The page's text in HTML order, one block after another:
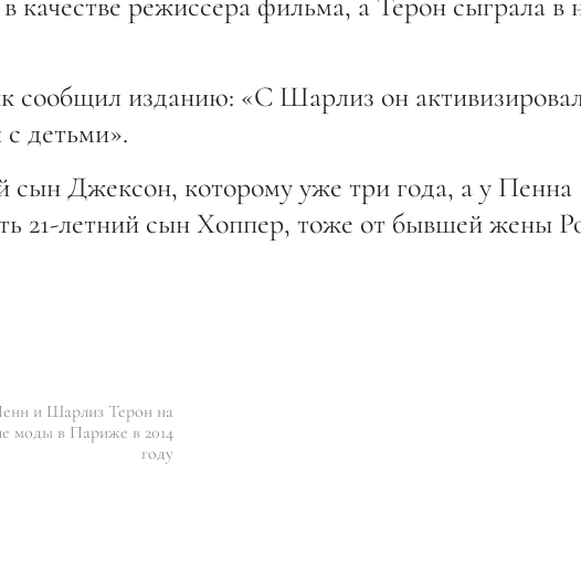
сообщил изданию: «С Шарлиз он
детьми».
Джексон, которому уже три года, а у Пенна
21-летний сын Хоппер, тоже от бывшей жены
и Шарлиз Терон на
моды в Париже в 2014
году